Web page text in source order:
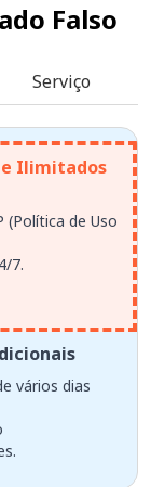
Falso
Serviço
Ilimitados
(Política de Uso
7.
vários dias